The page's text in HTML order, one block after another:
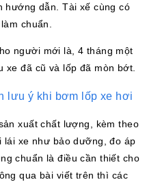
hướng dẫn. Tài xế cùng có
chuẩn.
người mới là, 4 tháng một
xe đã cũ và lốp đã mòn bớt.
lưu ý khi bơm lốp xe hơi
xuất chất lượng, kèm theo
xe như bảo dưỡng, đo áp
chuẩn là điều cần thiết cho
qua bài viết trên thì các